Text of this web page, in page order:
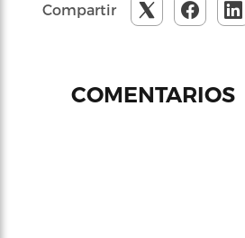
Compartir
COMENTARIOS